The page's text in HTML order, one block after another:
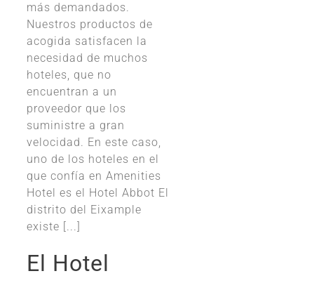
más demandados.
Nuestros productos de
acogida satisfacen la
necesidad de muchos
hoteles, que no
encuentran a un
proveedor que los
suministre a gran
velocidad. En este caso,
uno de los hoteles en el
que confía en Amenities
Hotel es el Hotel Abbot El
distrito del Eixample
existe [...]
El Hotel